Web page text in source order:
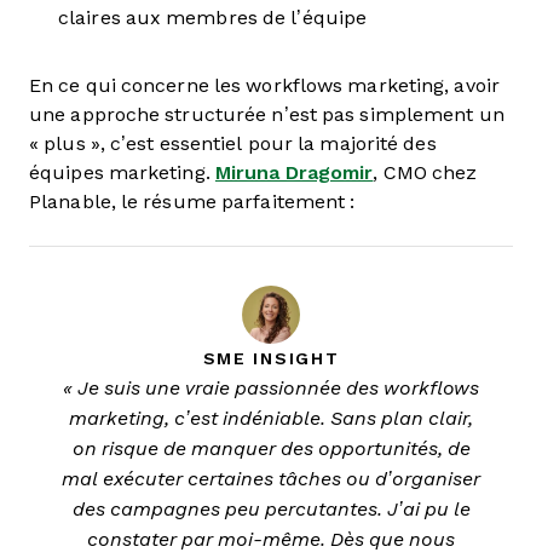
claires aux membres de l’équipe
En ce qui concerne les workflows marketing, avoir
une approche structurée n’est pas simplement un
« plus », c’est essentiel pour la majorité des
équipes marketing. Miruna Dragomir, CMO chez
Planable, le résume parfaitement :
SME INSIGHT
« Je suis une vraie passionnée des workflows
marketing, c’est indéniable. Sans plan clair,
on risque de manquer des opportunités, de
mal exécuter certaines tâches ou d’organiser
des campagnes peu percutantes. J’ai pu le
constater par moi-même. Dès que nous